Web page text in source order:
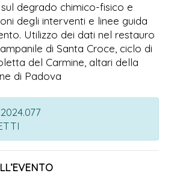
degrado chimico-fisico e
degli interventi e linee guida
Utilizzo dei dati nel restauro
di Santa Croce, ciclo di
del Carmine, altari della
di Padova